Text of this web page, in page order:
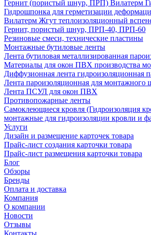
Гернит (пористый шнур, ПРП) Вилатерм
Гидрошпонка для герметизации
Вилатерм Жгут теплоизоляционный
Гернит, пористый шнур, ПРП-40, ПРП-60
Резиновые смеси, технические пластины
Монтажные бутиловые ленты
Лента бутиловая металлизированная
Материалы для окон ПВХ производства
Диффузионная лента гидроизоляционная
Лента пароизоляционная для
Лента ПСУЛ для окон ПВХ
Противопожарные ленты
Самоклеющиеся кровля (Гидроизоляция
монтажные для гидроизоляции кровли и
Услуги
Дизайн и размещение карточек товара
Прайс-лист создания карточки товара
Прайс-лист размещения карточки товара
Блог
Обзоры
Бренды
Оплата и доставка
Компания
О компании
Новости
Отзывы
Контакты